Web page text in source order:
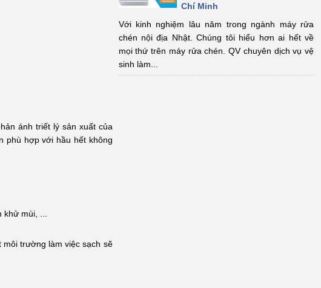
ánh triết lý sản xuất của
phù hợp với hầu hết không
mùi, ...
trường làm việc sạch sẽ
Chí Minh
Với kinh nghiệm lâu năm trong ngành máy rửa
chén nội địa Nhật. Chúng tôi hiểu hơn ai hết về
mọi thứ trên máy rửa chén. QV chuyên dịch vụ vệ
sinh làm...